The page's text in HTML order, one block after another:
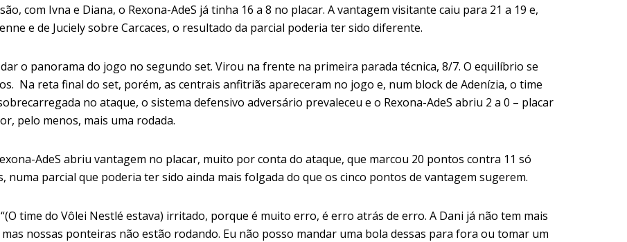
com Ivna e Diana, o Rexona-AdeS já tinha 16 a 8 no placar. A vantagem visitante caiu para 21 a 19 e,
e de Juciely sobre Carcaces, o resultado da parcial poderia ter sido diferente.
o panorama do jogo no segundo set. Virou na frente na primeira parada técnica, 8/7. O equilíbrio se
Na reta final do set, porém, as centrais anfitriãs apareceram no jogo e, num block de Adenízia, o time
no ataque, o sistema defensivo adversário prevaleceu e o Rexona-AdeS abriu 2 a 0 – placar
pelo menos, mais uma rodada.
AdeS abriu vantagem no placar, muito por conta do ataque, que marcou 20 pontos contra 11 só
numa parcial que poderia ter sido ainda mais folgada do que os cinco pontos de vantagem sugerem.
time do Vôlei Nestlé estava) irritado, porque é muito erro, é erro atrás de erro. A Dani já não tem mais
nossas ponteiras não estão rodando. Eu não posso mandar uma bola dessas para fora ou tomar um